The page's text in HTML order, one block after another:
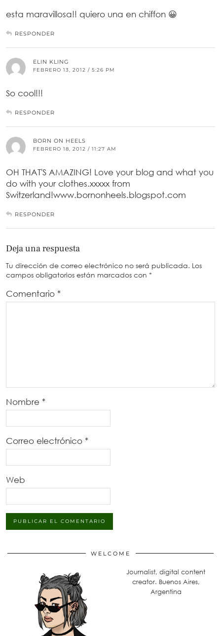
esta maravillosa!! quiero una en chiffon 😀
RESPONDER
ELIN KLING
FEBRERO 13, 2012 / 5:26 PM
So cool!!!
RESPONDER
BORN ON HEELS
FEBRERO 18, 2012 / 11:27 AM
OH THAT'S AMAZING! Love your blog and what you
do with your clothes.xxxxx from
Switzerland!www.bornonheels.blogspot.com
RESPONDER
Deja una respuesta
Tu dirección de correo electrónico no será publicada. Los
campos obligatorios están marcados con *
Comentario *
Nombre *
Correo electrónico *
Web
WELCOME
Journalist, digital content
creator. Buenos Aires,
Argentina